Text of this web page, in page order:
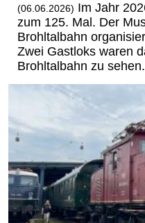
(06.06.2026) Im Jahr
zum 125. Mal. Der
Brohltalbahn
Zwei Gastloks waren
Brohltalbahn zu sehen.